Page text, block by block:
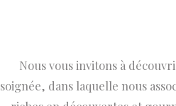
Nous vous invitons à
soignée, dans laquelle nous